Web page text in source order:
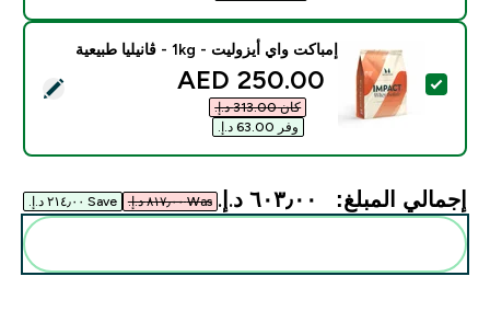
تحديد هذا المنتج - إمباكت واي أيزوليت - 1kg - ڤانيليا طبيعية
إمباكت واي أيزوليت - 1kg - ڤانيليا طبيعية
discounted price
250.00 AED‎
كان ‏313.00 د.إ.‏‎
وفر ‏63.00 د.إ.‏‎
إجمالي المبلغ: ٦٠٣٫٠٠ د.إ.‏‎ Was ٨١٧٫٠٠ د.إ.‏‎ Save ٢١٤٫٠٠ د.إ.‏‎